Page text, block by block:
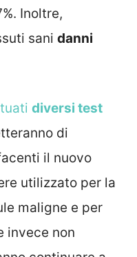
Inoltre,
sani danni
diversi test
di
il nuovo
utilizzato per la
maligne e per
invece non